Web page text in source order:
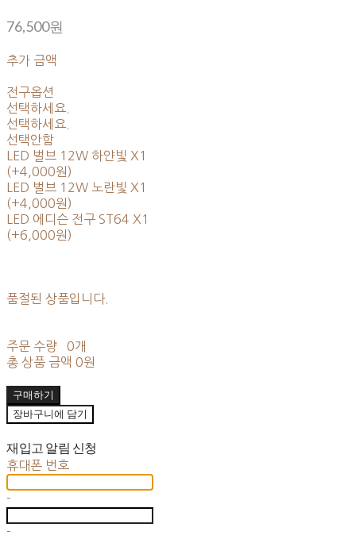
76,500원
추가 금액
전구옵션
선택하세요.
선택하세요.
선택안함
LED 벌브 12W 하얀빛 X1
(+4,000원)
LED 벌브 12W 노란빛 X1
(+4,000원)
LED 에디슨 전구 ST64 X1
(+6,000원)
품절된 상품입니다.
주문 수량
0개
총 상품 금액 0원
구매하기
장바구니에 담기
재입고 알림 신청
휴대폰 번호
-
-